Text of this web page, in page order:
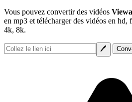
Vous pouvez convertir des vidéos
en mp3 et télécharger des vidéos en
4k, 8k.